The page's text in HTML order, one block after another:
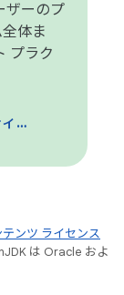
ザーのプ
体ま
プラク
テンツ ライセンス
は Oracle およ